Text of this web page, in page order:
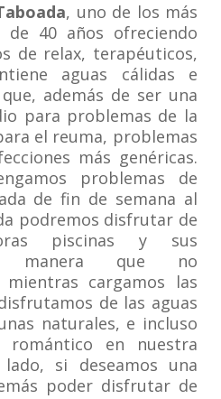
, uno de los más
40 años ofreciendo
de relax, terapéuticos,
aguas cálidas e
además de ser una
para problemas de la
el reuma, problemas
más genéricas.
problemas de
de fin de semana al
podremos disfrutar de
piscinas y sus
manera que no
mientras cargamos las
de las aguas
naturales, e incluso
romántico en nuestra
si deseamos una
poder disfrutar de